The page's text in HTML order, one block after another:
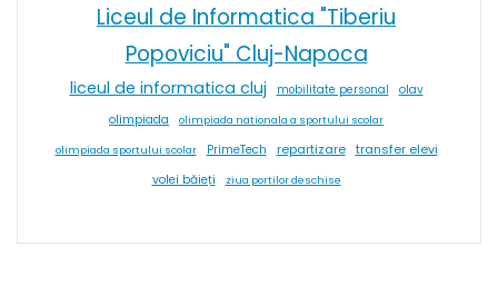
Liceul de Informatica "Tiberiu
Popoviciu" Cluj-Napoca
liceul de informatica cluj mobilitate personal
olav
olimpiada
olimpiada nationala a sportului scolar
olimpiada sportului scolar PrimeTech repartizare transfer elevi
volei băieți ziua portilor deschise